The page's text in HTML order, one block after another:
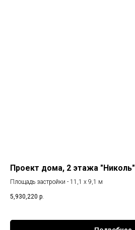
Проект дома, 2 этажа "Николь"
Площадь застройки - 11,1 х 9,1 м
5,930,220 р.